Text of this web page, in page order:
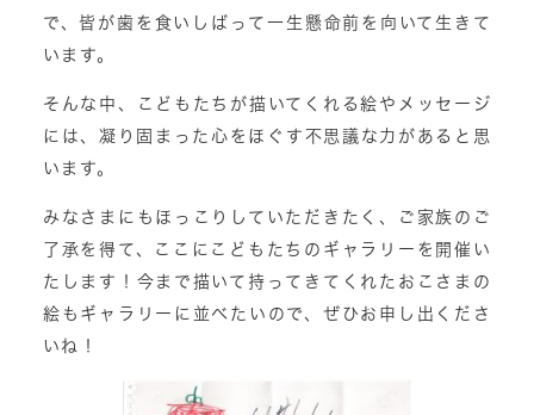
で、皆が歯を食いしばって一生懸命前を向いて生きて
います。
そんな中、こどもたちが描いてくれる絵やメッセージ
には、凝り固まった心をほぐす不思議な力があると思
います。
みなさまにもほっこりしていただきたく、ご家族のご
了承を得て、ここにこどもたちのギャラリーを開催い
たします！今まで描いて持ってきてくれたおこさまの
絵もギャラリーに並べたいので、ぜひお申し出くださ
いね！